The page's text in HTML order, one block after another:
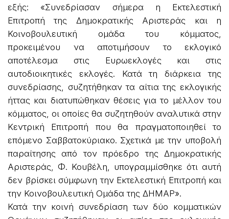
εξής: «Συνεδρίασαν σήμερα η Εκτελεστική
Επιτροπή της Δημοκρατικής Αριστεράς και η
Κοινοβουλευτική ομάδα του κόμματος,
προκειμένου να αποτιμήσουν το εκλογικό
αποτέλεσμα στις Ευρωεκλογές και στις
αυτοδιοικητικές εκλογές. Κατά τη διάρκεια της
συνεδρίασης, συζητήθηκαν τα αίτια της εκλογικής
ήττας και διατυπώθηκαν θέσεις για το μέλλον του
κόμματος, οι οποίες θα συζητηθούν αναλυτικά στην
Κεντρική Επιτροπή που θα πραγματοποιηθεί το
επόμενο Σαββατοκύριακο. Σχετικά με την υποβολή
παραίτησης από τον πρόεδρο της Δημοκρατικής
Αριστεράς, Φ. Κουβέλη, υπογραμμίσθηκε ότι αυτή
δεν βρίσκει σύμφωνη την Εκτελεστική Επιτροπή και
την Κοινοβουλευτική Ομάδα της ΔΗΜΑΡ».
Κατά την κοινή συνεδρίαση των δύο κομματικών